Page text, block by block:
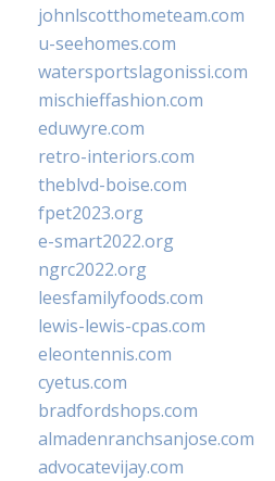
johnlscotthometeam.com
u-seehomes.com
watersportslagonissi.com
mischieffashion.com
eduwyre.com
retro-interiors.com
theblvd-boise.com
fpet2023.org
e-smart2022.org
ngrc2022.org
leesfamilyfoods.com
lewis-lewis-cpas.com
eleontennis.com
cyetus.com
bradfordshops.com
almadenranchsanjose.com
advocatevijay.com